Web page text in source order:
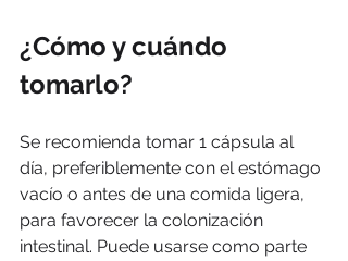
¿Cómo y cuándo
tomarlo?
Se recomienda tomar 1 cápsula al
día, preferiblemente con el estómago
vacío o antes de una comida ligera,
para favorecer la colonización
intestinal. Puede usarse como parte